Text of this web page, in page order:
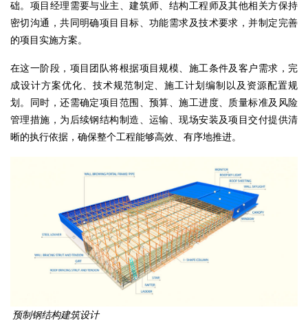
础。项目经理需要与业主、建筑师、结构工程师及其他相关方保持
密切沟通，共同明确项目目标、功能需求及技术要求，并制定完善
的项目实施方案。
在这一阶段， 项目团队将根据项目规模 、施工条件及客户需求，完
成设计方案优化、技术规范制定、施工计划编制以及资源配置规
划。同时，还需确定项目范围、预算、施工进度、质量标准及风险
管理措施，为后续钢结构制造、 运输 、现场安装及项目交付提供清
晰的执行依据，确保整个工程能够高效、有序地推进。
预制钢结构建筑设计